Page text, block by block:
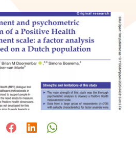
Deel dit artikel via Twitter
Deel dit artikel via Facebook
Deel dit artikel via LinkedIn